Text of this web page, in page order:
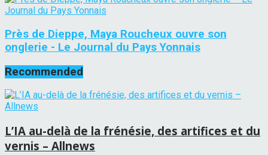
Près de Dieppe, Maya Roucheux ouvre son
onglerie - Le Journal du Pays Yonnais
Recommended
L’IA au-delà de la frénésie, des artifices et du
vernis – Allnews